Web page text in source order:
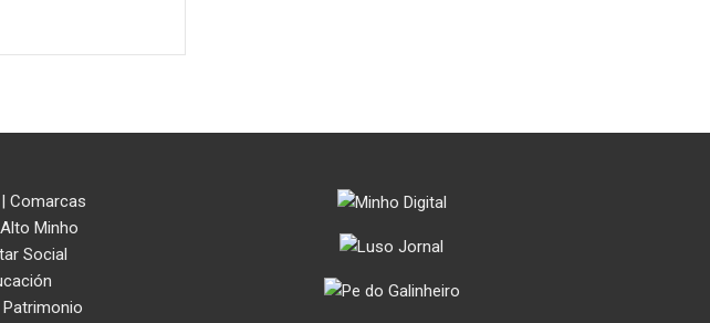
Comarcas
Alto Minho
Social
Patrimonio